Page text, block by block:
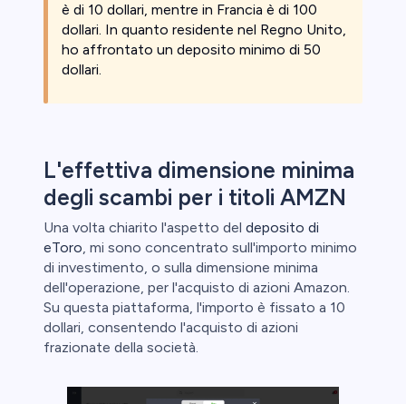
è di 10 dollari, mentre in Francia è di 100
dollari. In quanto residente nel Regno Unito,
ho affrontato un deposito minimo di 50
dollari.
L'effettiva dimensione minima
degli scambi per i titoli AMZN
Una volta chiarito l'aspetto del deposito di
eToro, mi sono concentrato sull'importo minimo
di investimento, o sulla dimensione minima
dell'operazione, per l'acquisto di azioni Amazon.
Su questa piattaforma, l'importo è fissato a 10
dollari, consentendo l'acquisto di azioni
frazionate della società.